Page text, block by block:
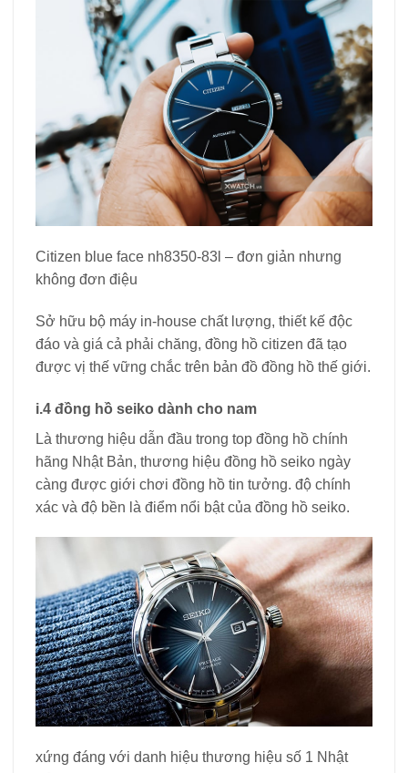
Citizen blue face nh8350-83l – đơn giản nhưng
không đơn điệu
Sở hữu bộ máy in-house chất lượng, thiết kế độc
đáo và giá cả phải chăng, đồng hồ citizen đã tạo
được vị thế vững chắc trên bản đồ đồng hồ thế giới.
i.4 đồng hồ seiko dành cho nam
Là thương hiệu dẫn đầu trong top đồng hồ chính
hãng Nhật Bản, thương hiệu đồng hồ seiko ngày
càng được giới chơi đồng hồ tin tưởng. độ chính
xác và độ bền là điểm nổi bật của đồng hồ seiko.
xứng đáng với danh hiệu thương hiệu số 1 Nhật